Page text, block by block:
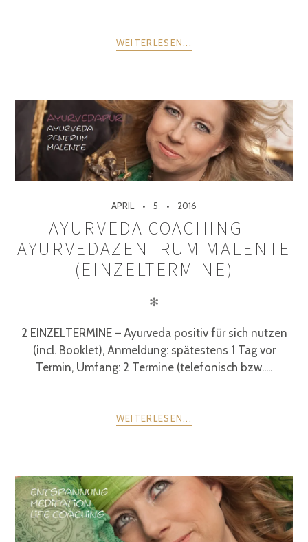
WEITERLESEN...
APRIL 5 2016
AYURVEDA COACHING –
AYURVEDAZENTRUM MALENTE
(EINZELTERMINE)
✻
2 EINZELTERMINE – Ayurveda positiv für sich nutzen
(incl. Booklet), Anmeldung: spätestens 1 Tag vor
Termin, Umfang: 2 Termine (telefonisch bzw.....
WEITERLESEN...